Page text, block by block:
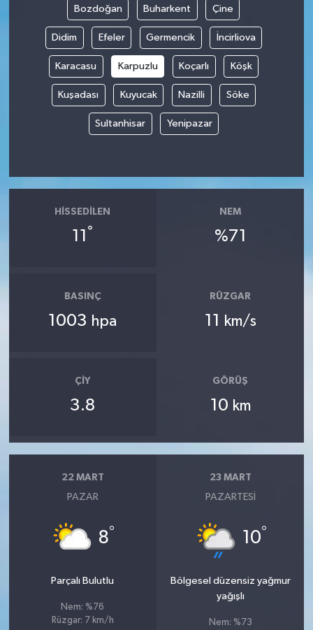
Bozdoğan Buharkent Çine
Didim Efeler Germencik İncirliova
Karacasu Karpuzlu Koçarlı Köşk
Kuşadası Kuyucak Nazilli Söke
Sultanhisar Yenipazar
HISSEDILEN
11 °
NEM
%71
BASINÇ
1003 hpa
RÜZGAR
11 km/s
ÇIY
3.8
GÖRÜŞ
10 km
22 MART
PAZAR
8°
Parçalı Bulutlu
Nem: %76
Rüzgar: 7 km/h
23 MART
PAZARTESI
10°
Bölgesel düzensiz yağmur
yağışlı
Nem: %73